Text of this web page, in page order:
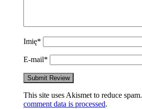
Imię*
E-mail*
This site uses Akismet to reduce spam.
comment data is processed.